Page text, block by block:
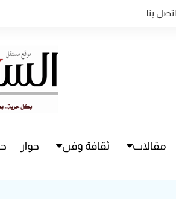
اتصل بنا
مقالات ثقافة وفن حوار